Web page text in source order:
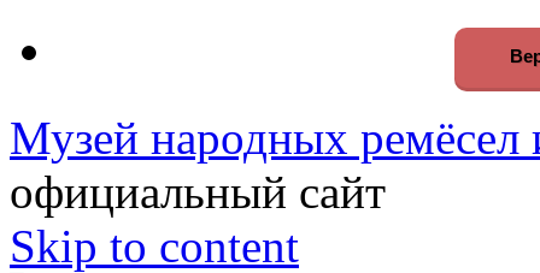
Музей народных ремёсел
официальный сайт
Skip to content